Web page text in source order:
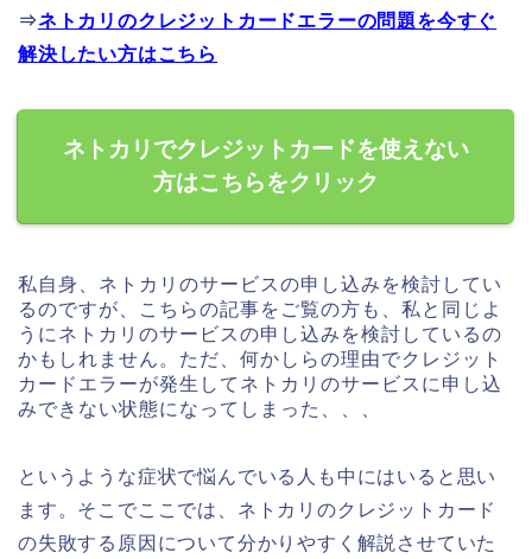
⇒ネトカリのクレジットカードエラーの問題を今すぐ
解決したい方はこちら
ネトカリでクレジットカードを使えない
方はこちらをクリック
私自身、ネトカリのサービスの申し込みを検討してい
るのですが、こちらの記事をご覧の方も、私と同じよ
うにネトカリのサービスの申し込みを検討しているの
かもしれません。ただ、何かしらの理由でクレジット
カードエラーが発生してネトカリのサービスに申し込
みできない状態になってしまった、、、
というような症状で悩んでいる人も中にはいると思い
ます。そこでここでは、ネトカリのクレジットカード
の失敗する原因について分かりやすく解説させていた